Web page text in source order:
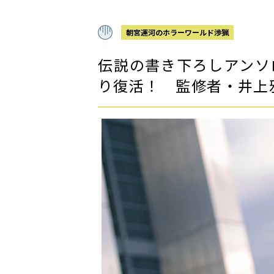
朝宮運河のホラーワールド渉猟
伝説の書き下ろしアン
り復活！ 監修者・井上